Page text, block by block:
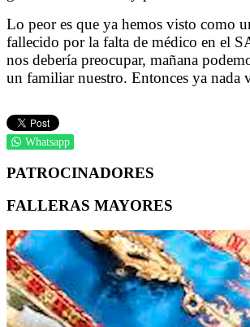
Lo peor es que ya hemos visto como
fallecido por la falta de médico en el
nos debería preocupar, mañana
un familiar nuestro. Entonces ya nada
Whatsapp
PATROCINADORES
FALLERAS MAYORES